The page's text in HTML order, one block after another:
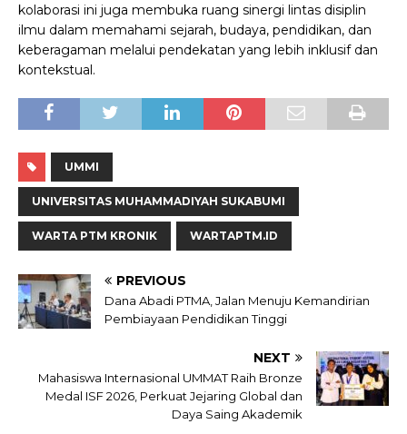
kolaborasi ini juga membuka ruang sinergi lintas disiplin
ilmu dalam memahami sejarah, budaya, pendidikan, dan
keberagaman melalui pendekatan yang lebih inklusif dan
kontekstual.
UMMI
UNIVERSITAS MUHAMMADIYAH SUKABUMI
WARTA PTM KRONIK WARTAPTM.ID
PREVIOUS
Dana Abadi PTMA, Jalan Menuju Kemandirian
Pembiayaan Pendidikan Tinggi
NEXT
Mahasiswa Internasional UMMAT Raih Bronze
Medal ISF 2026, Perkuat Jejaring Global dan
Daya Saing Akademik